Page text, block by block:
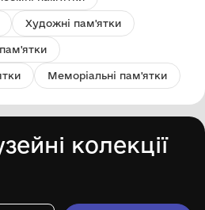
Художні пам'ятки
Меморіальні пам'ятки
колекції